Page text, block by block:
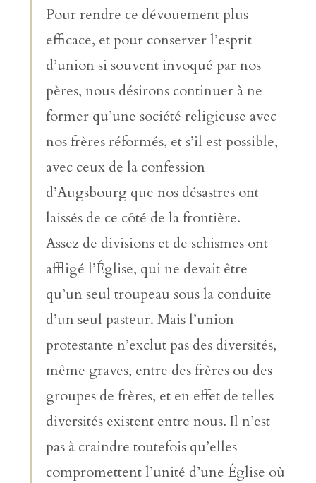
Pour rendre ce dévouement plus
efficace, et pour conserver l’esprit
d’union si souvent invoqué par nos
pères, nous désirons continuer à ne
former qu’une société religieuse avec
nos frères réformés, et s’il est possible,
avec ceux de la confession
d’Augsbourg que nos désastres ont
laissés de ce côté de la frontière.
Assez de divisions et de schismes ont
affligé l’Église, qui ne devait être
qu’un seul troupeau sous la conduite
d’un seul pasteur. Mais l’union
protestante n’exclut pas des diversités,
même graves, entre des frères ou des
groupes de frères, et en effet de telles
diversités existent entre nous. Il n’est
pas à craindre toutefois qu’elles
compromettent l’unité d’une Église où